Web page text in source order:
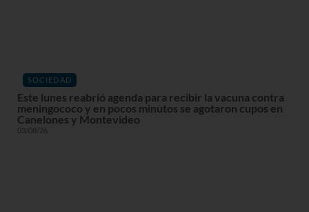
SOCIEDAD
Este lunes reabrió agenda para recibir la vacuna contra
meningococo y en pocos minutos se agotaron cupos en
Canelones y Montevideo
03/08/26